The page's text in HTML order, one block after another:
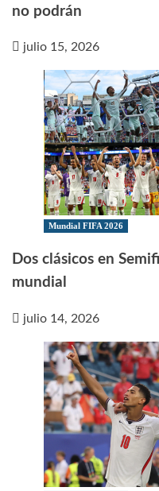
no podrán
julio 15, 2026
Mundial FIFA 2026
Dos clásicos en
mundial
julio 14, 2026